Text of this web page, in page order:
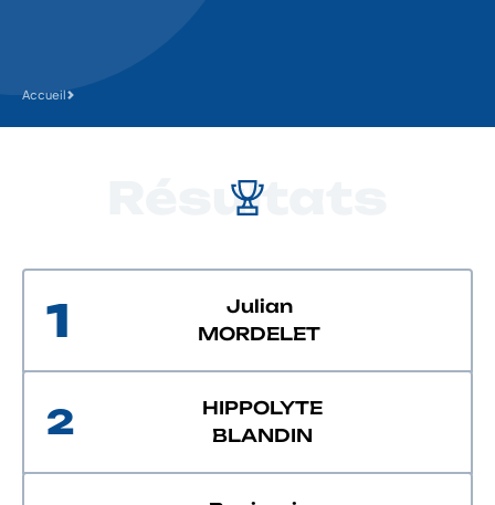
Accueil
Résultats
1
Julian
MORDELET
2
HIPPOLYTE
BLANDIN